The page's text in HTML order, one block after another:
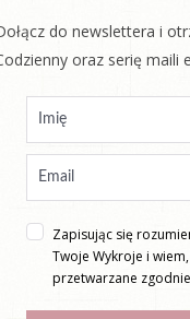
do newslettera i
oraz serię maili
Zapisując się
Twoje Wykroje i
przetwarzane